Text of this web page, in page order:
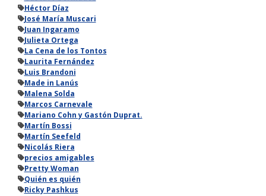
Héctor Díaz
José María Muscari
Juan Ingaramo
Julieta Ortega
La Cena de los Tontos
Laurita Fernández
Luis Brandoni
Made in Lanús
Malena Solda
Marcos Carnevale
Mariano Cohn y Gastón Duprat.
Martín Bossi
Martín Seefeld
Nicolás Riera
precios amigables
Pretty Woman
Quién es quién
Ricky Pashkus